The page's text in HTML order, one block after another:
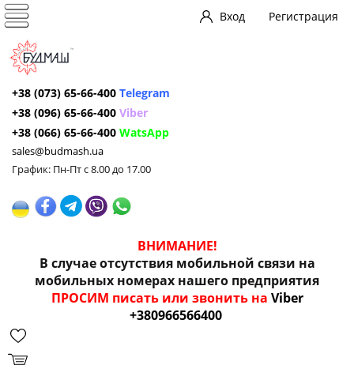
Вход Регистрация
+38 (073) 65-66-400 Telegram
+38 (096) 65-66-400 Viber
+38 (066) 65-66-400 WatsApp
sales@budmash.ua
График: Пн-Пт с 8.00 до 17.00
ВНИМАНИЕ!
В случае отсутствия мобильной связи на
мобильных номерах нашего предприятия
ПРОСИМ писать или звонить на Viber
+380966566400